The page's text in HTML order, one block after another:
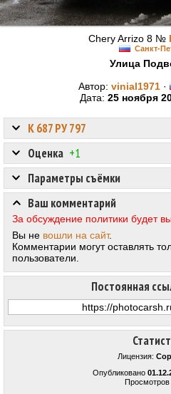
Chery Arrizo 8 №
Санкт-
Улица
Автор: vinial1971·
Дата: 25 ноября
Лицензия:
Опубликовано
Оценка +1
Постоянная
К 687 РУ 797
Параметры съёмки
Ваш комментарий
За обсуждение политики будет
Вы не вошли на сайт.
Комментарии могут оставлять
пользователи.